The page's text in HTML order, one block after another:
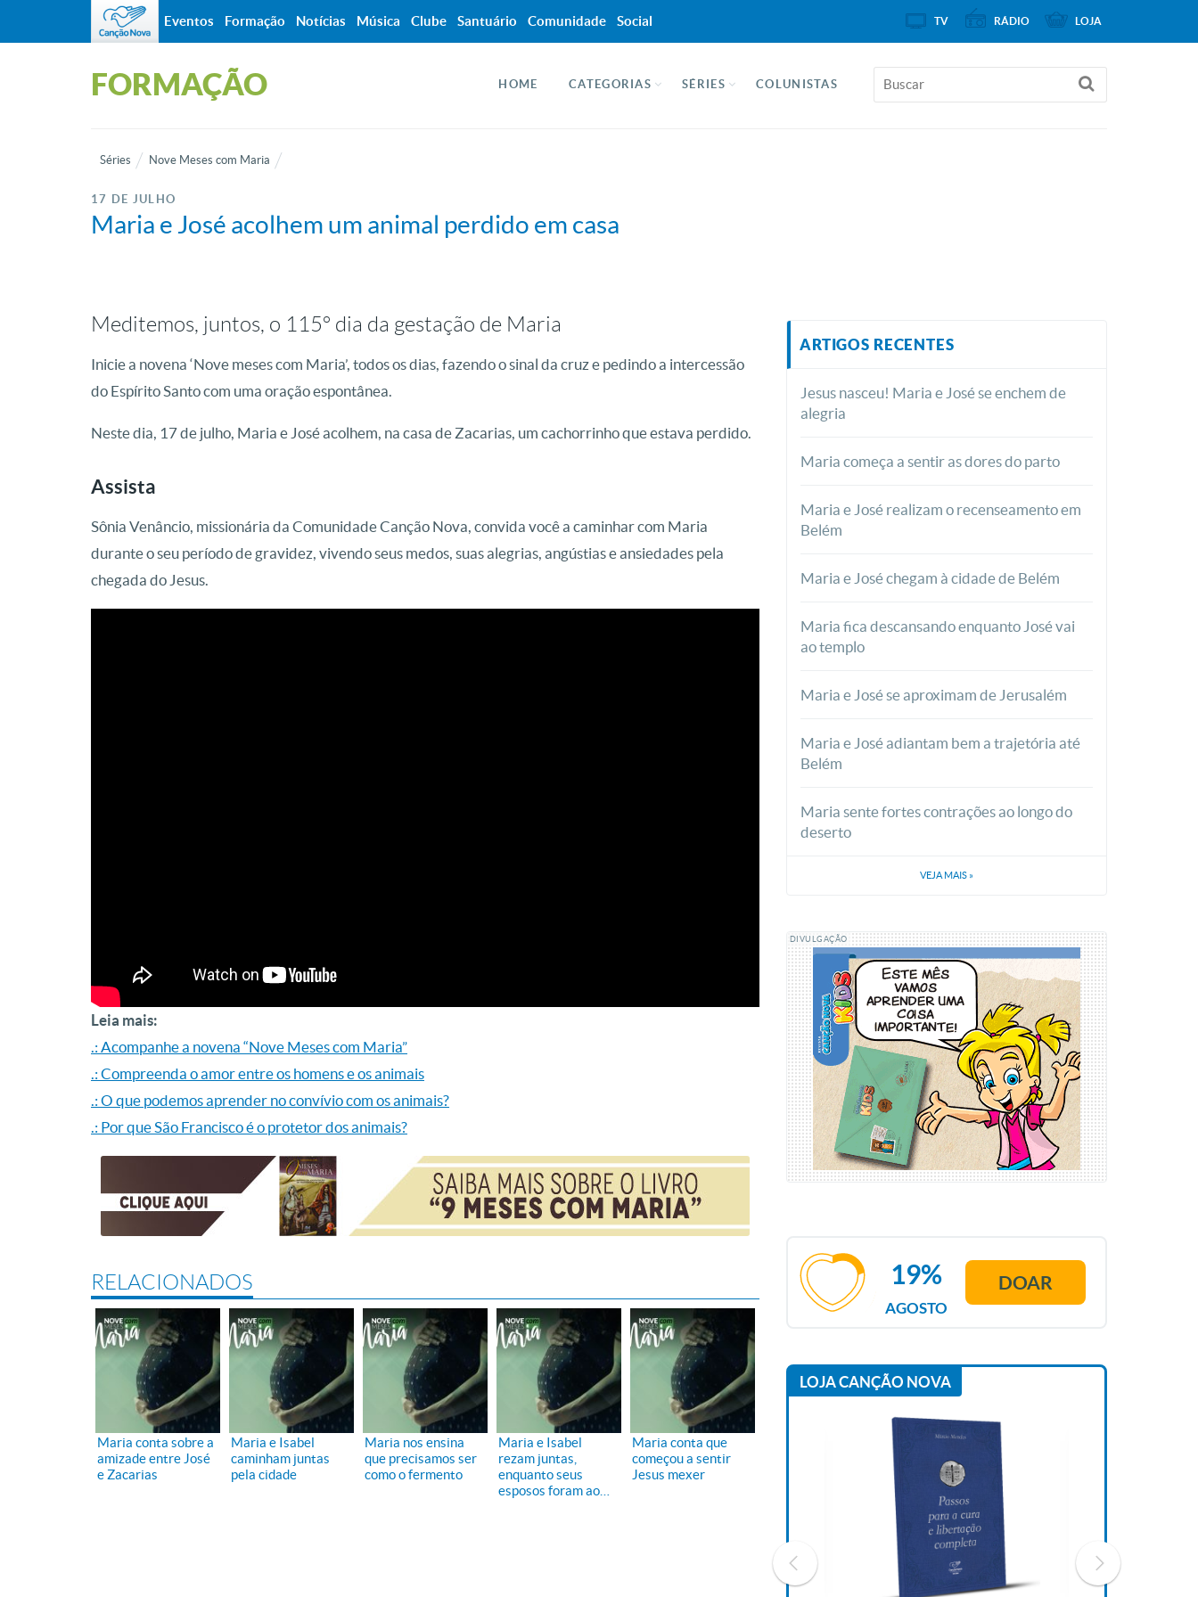
FORMAÇÃO HOME CATEGORIAS SÉRIES COLUNISTAS
Séries Nove Meses com Maria
17 DE JULHO
Maria e José acolhem um animal perdido em casa
Meditemos, juntos, o 115º dia da gestação de Maria
Inicie a novena ‘Nove meses com Maria’, todos os dias, fazendo o sinal da cruz e pedindo a intercessão
do Espírito Santo com uma oração espontânea.
Neste dia, 17 de julho, Maria e José acolhem, na casa de Zacarias, um cachorrinho que estava perdido.
Assista
Sônia Venâncio, missionária da Comunidade Canção Nova, convida você a caminhar com Maria
durante o seu período de gravidez, vivendo seus medos, suas alegrias, angústias e ansiedades pela
chegada do Jesus.
Leia mais:
.: Acompanhe a novena “Nove Meses com Maria”
.: Compreenda o amor entre os homens e os animais
.: O que podemos aprender no convívio com os animais?
.: Por que São Francisco é o protetor dos animais?
RELACIONADOS
Maria conta sobre a
amizade entre José
e Zacarias
Maria e Isabel
caminham juntas
pela cidade
Maria nos ensina
que precisamos ser
como o fermento
Maria e Isabel
rezam juntas,
enquanto seus
esposos foram ao
Maria conta que
começou a sentir
Jesus mexer
ARTIGOS RECENTES
Jesus nasceu! Maria e José se enchem de
alegria
Maria começa a sentir as dores do parto
Maria e José realizam o recenseamento em
Belém
Maria e José chegam à cidade de Belém
Maria fica descansando enquanto José vai
ao templo
Maria e José se aproximam de Jerusalém
Maria e José adiantam bem a trajetória até
Belém
Maria sente fortes contrações ao longo do
deserto
VEJA MAIS »
DIVULGAÇÃO
AGOSTO
19% DOAR
LOJA CANÇÃO NOVA
Eventos Formação Notícias Música Clube Santuário Comunidade Social TV RÁDIO LOJA